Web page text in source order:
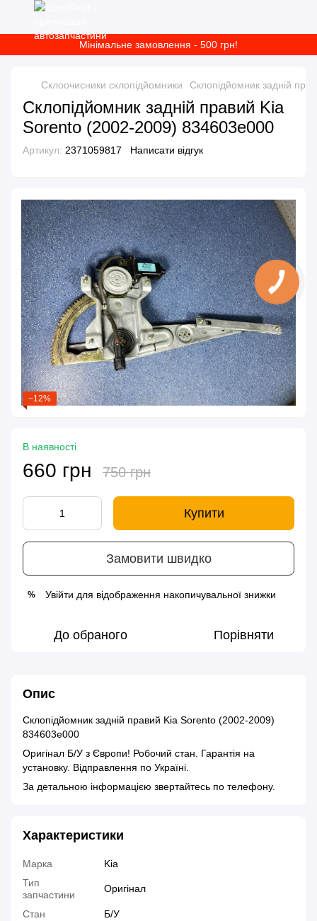
Мінімальне замовлення - 500 грн!
Склоочисники склопідйомники Склопідйомник задній
Склопідйомник задній правий Kia
Sorento (2002-2009) 834603e000
Артикул: 2371059817 Написати відгук
−12%
В наявності
660 грн 750 грн
Купити
Замовити швидко
% Увійти для відображення накопичувальної знижки
До обраного Порівняти
Опис
Склопідйомник задній правий Kia Sorento (2002-2009)
834603e000
Оригінал Б/У з Європи! Робочий стан. Гарантія на
установку. Відправлення по Україні.
За детальною інформацією звертайтесь по телефону.
Характеристики
Марка
Kia
Тип
запчастини
Оригінал
Стан
Б/У